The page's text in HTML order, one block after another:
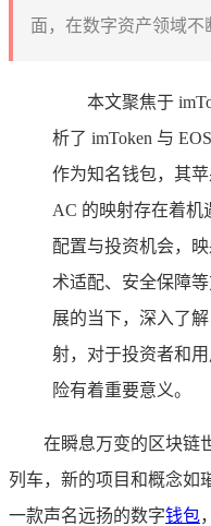
面，在数字资产领域不
本文聚焦于
析了 imToken 与
作为知名钱包，其
AC 的映射存在着机
配置与投资机会，
术适配、安全保障
展的当下，深入了
射，对于投资者和
险有着重要意义。
在瞬息万变的区块链
列车，新的项目和概念如
一款声名远扬的数字钱包